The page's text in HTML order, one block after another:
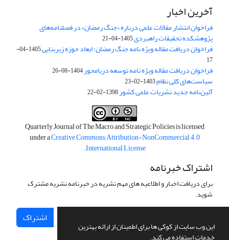
این وب سایت از کوکی ها برای اطمینان از ارائه بهترین
خدمات استفاده می کند.
آخرین اخبار
فراخوان انتشار مقالات علمی درباره «جنگ رمضان» در فصلنامه‌های
پژوهشکده تحقیقات راهبردی1405-04-21
فراخوان دریافت مقاله ویژه نامه جنگ رمضان؛ ابعاد حوزه زیربنایی
1405-04-
17
فراخوان دریافت مقاله ویژه نامه توسعه دریامحور1404-08-26
سیاست‌های کلی نظام1403-02-23
آئین‌نامه جدید نشریات علمی کشور1398-02-22
Quarterly Journal of The Macro and Strategic Policies is licensed
under aCreative Commons Attribution-NonCommercial 4.0
International License
.
اشتراک خبرنامه
برای دریافت اخبار و اطلاعیه های مهم نشریه در خبرنامه نشریه مشترک
شوید.
اشتراک